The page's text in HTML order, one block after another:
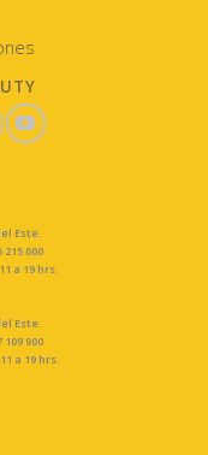
Este.
215 000
a 19 hrs.
Este.
109 900
a 19 hrs.